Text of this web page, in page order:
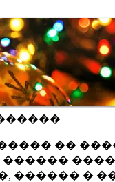
��
������ �